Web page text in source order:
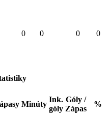
0 0 0 0
Minúty
Ink.
góly
Góly /
Zápas
%